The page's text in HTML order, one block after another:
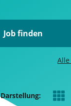
Job finden
Darstellung: